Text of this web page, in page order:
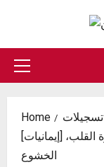
content
Primary
Home تسجيلات
الخشوع